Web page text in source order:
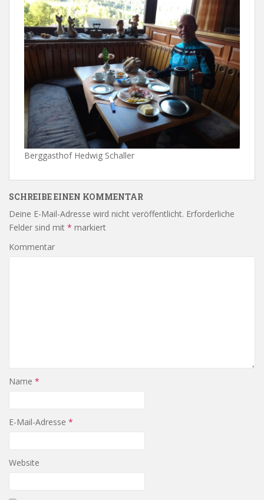
Berggasthof Hedwig Schaller
SCHREIBE EINEN KOMMENTAR
Deine E-Mail-Adresse wird nicht veröffentlicht. Erforderliche
Felder sind mit * markiert
Kommentar
Name *
E-Mail-Adresse *
Website